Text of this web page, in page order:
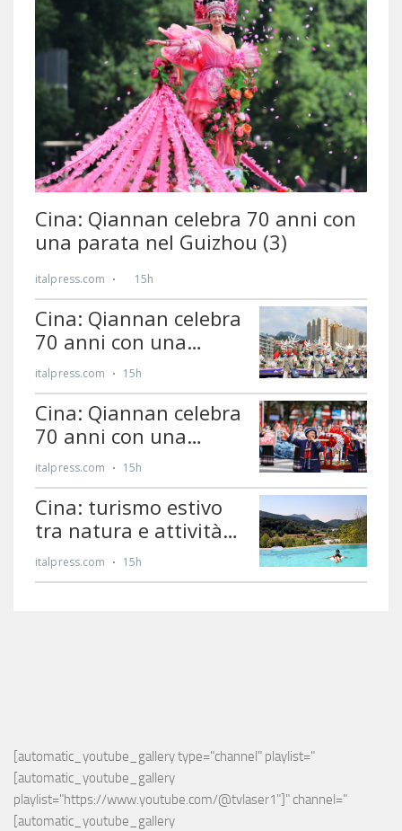
[automatic_youtube_gallery type="channel" playlist="
[automatic_youtube_gallery
playlist="https://www.youtube.com/@tvlaser1"]" channel="
[automatic_youtube_gallery